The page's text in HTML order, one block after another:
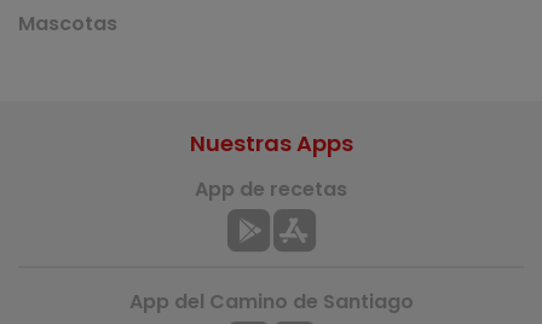
Mascotas
Nuestras Apps
App de recetas
App del Camino de Santiago